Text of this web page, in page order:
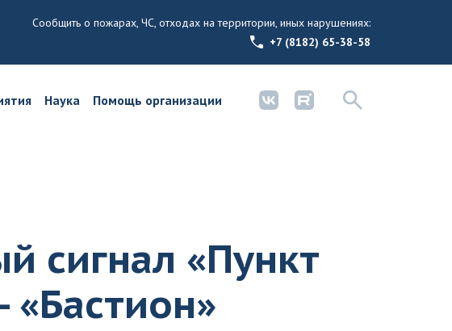
Сообщить о пожарах, ЧС, отходах на территории, иных нарушениях:
+7 (8182) 65-38-58
Наука Помощь организации
сигнал «Пункт
«Бастион»